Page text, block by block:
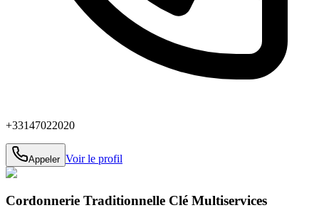
+33147022020
Appeler Voir le profil
Cordonnerie Traditionnelle Clé Multiservices